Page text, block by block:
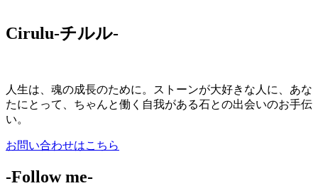
Cirulu-チルル-
人生は、魂の成長のために。ストーンが大好きな人に、あな
たにとって、ちゃんと働く自我がある石との出会いのお手伝
い。
お問い合わせはこちら
-Follow me-